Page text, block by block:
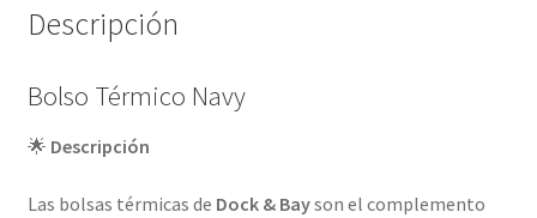
Descripción
Bolso Térmico Navy
🌟 Descripción
Las bolsas térmicas de Dock & Bayson el complemento